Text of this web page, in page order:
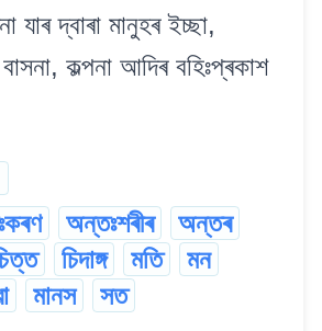
যাৰ দ্বাৰা মানুহৰ ইচ্ছা,
কল্পনা আদিৰ বহিঃপ্ৰকাশ
অন্তঃশৰীৰ
অন্তৰ
চিদাঙ্গ মতি
মন
মানস সত